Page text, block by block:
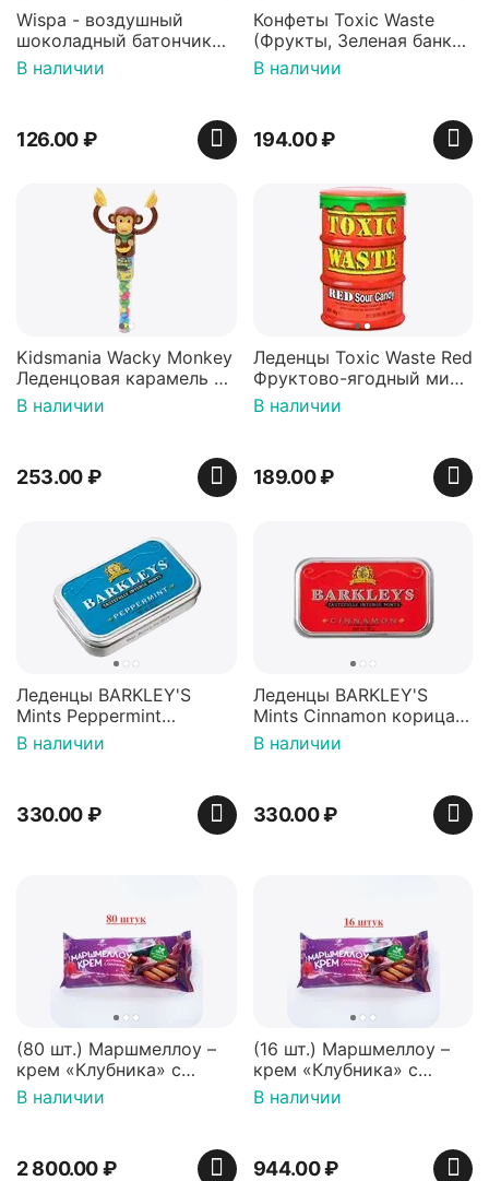
Wispa - воздушный
шоколадный батончик
36 гр
В наличии
126.00₽
Конфеты Toxic Waste
(Фрукты, Зеленая банка,
42 гр).
В наличии
194.00₽
Kidsmania Wacky Monkey
Леденцовая карамель с
игрушкой Ваки Манки
12г, Китай
В наличии
253.00₽
Леденцы Toxic Waste Red
Фруктово-ягодный микс
Красная банка 42 г,
Пакистан
В наличии
189.00₽
Леденцы BARKLEY'S
Mints Peppermint
перечная мята 50г,
Нидерланды
В наличии
330.00₽
Леденцы BARKLEY'S
Mints Cinnamon корица
50г, Нидерланды
В наличии
330.00₽
(80 шт.) Маршмеллоу –
крем «Клубника» с
палочками (ТМ
«Зефирный Лео»)
В наличии
2 800.00₽
(16 шт.) Маршмеллоу –
крем «Клубника» с
палочками (ТМ
«Зефирный Лео»)
В наличии
944.00₽